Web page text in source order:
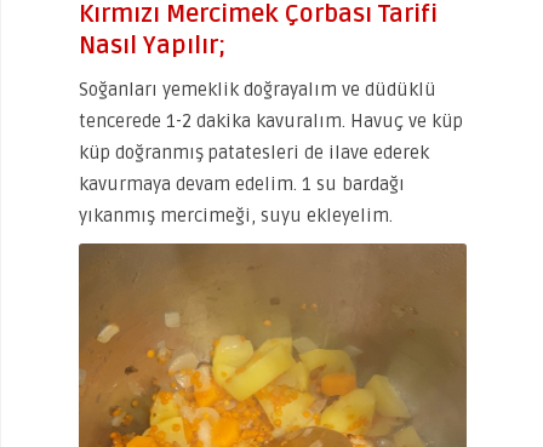
Kırmızı Mercimek Çorbası Tarifi
Nasıl Yapılır;
Soğanları yemeklik doğrayalım ve düdüklü
tencerede 1-2 dakika kavuralım. Havuç ve küp
küp doğranmış patatesleri de ilave ederek
kavurmaya devam edelim. 1 su bardağı
yıkanmış mercimeği, suyu ekleyelim.